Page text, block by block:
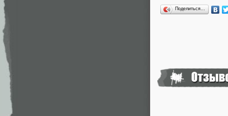
Поделиться…